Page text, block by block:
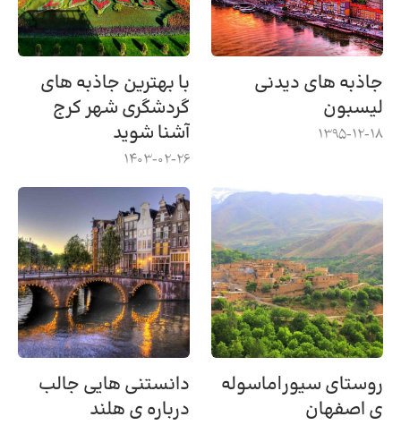
جاذبه های دیدنی
لیسبون
1395-12-18
با بهترین جاذبه های
گردشگری شهر کرج
آشنا شوید
1403-02-26
روستای سیور|ماسوله
ی اصفهان
دانستنی هایی جالب
درباره ی هلند